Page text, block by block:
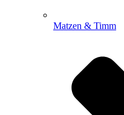
Matzen & Timm